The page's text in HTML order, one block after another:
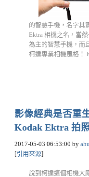
的智慧手機，名字其
Ektra 相機之名，當
為主的智慧手機，而
柯達專業相機風格！
影像經典是否重
Kodak Ektra 拍
2017-05-03 06:53:00 by
[引用來源]
說到柯達這個相機大